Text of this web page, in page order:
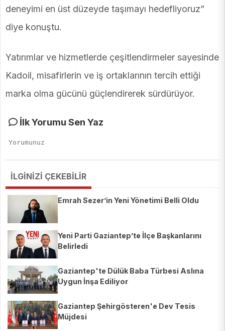
deneyimi en üst düzeyde taşımayı hedefliyoruz”
diye konuştu.
Yatırımlar ve hizmetlerde çeşitlendirmeler sayesinde
Kadoil, misafirlerin ve iş ortaklarının tercih ettiği
marka olma gücünü güçlendirerek sürdürüyor.
İlk Yorumu Sen Yaz
İLGİNİZİ ÇEKEBİLİR
Emrah Sezer’in Yeni Yönetimi Belli Oldu
Yeni Parti Gaziantep’te İlçe Başkanlarını
Belirledi
Gaziantep'te Dülük Baba Türbesi Aslına
Uygun İnşa Ediliyor
Gaziantep Şehirgösteren'e Dev Tesis
Müjdesi